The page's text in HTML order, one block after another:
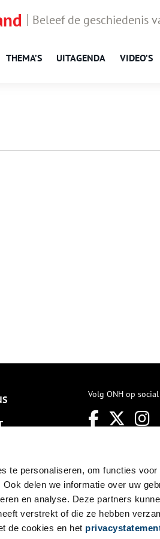
te personaliseren, om functies
delen we informatie over uw
en analyse. Deze partners
verstrekt of die ze hebben
de cookies en het
Beleef de geschiedenis
THEMA’S UITAGENDA VIDEO’S
Volg ONH op